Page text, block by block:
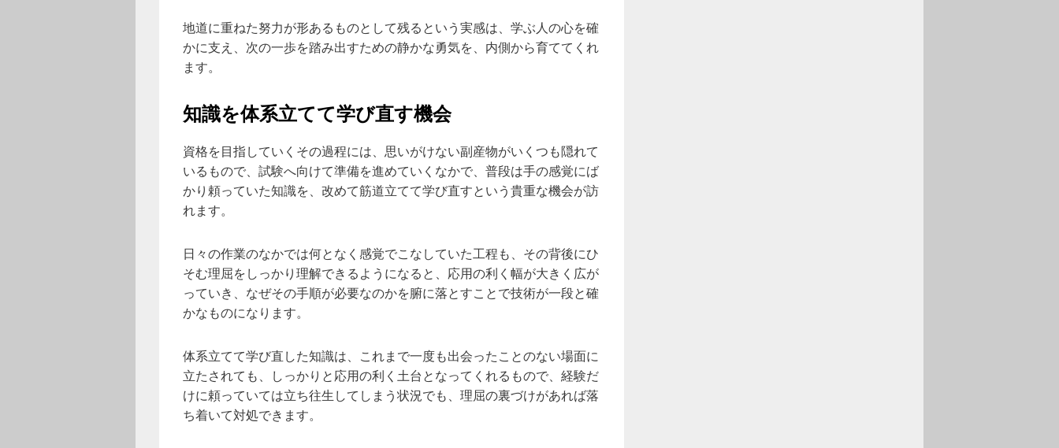
地道に重ねた努力が形あるものとして残るという実感は、学ぶ人の心を確
かに支え、次の一歩を踏み出すための静かな勇気を、内側から育ててくれ
ます。
知識を体系立てて学び直す機会
資格を目指していくその過程には、思いがけない副産物がいくつも隠れて
いるもので、試験へ向けて準備を進めていくなかで、普段は手の感覚にば
かり頼っていた知識を、改めて筋道立てて学び直すという貴重な機会が訪
れます。
日々の作業のなかでは何となく感覚でこなしていた工程も、その背後にひ
そむ理屈をしっかり理解できるようになると、応用の利く幅が大きく広が
っていき、なぜその手順が必要なのかを腑に落とすことで技術が一段と確
かなものになります。
体系立てて学び直した知識は、これまで一度も出会ったことのない場面に
立たされても、しっかりと応用の利く土台となってくれるもので、経験だ
けに頼っていては立ち往生してしまう状況でも、理屈の裏づけがあれば落
ち着いて対処できます。